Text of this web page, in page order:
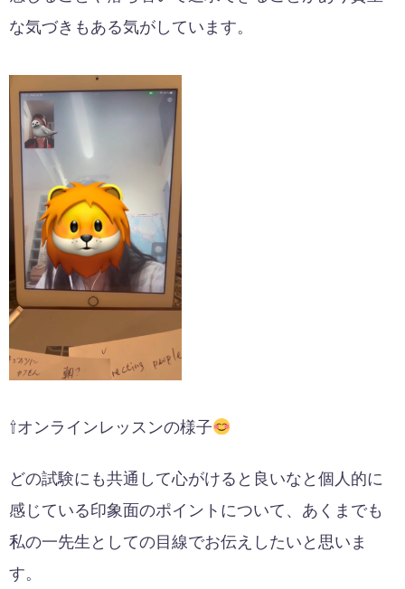
な気づきもある気がしています。
⇧オンラインレッスンの様子
どの試験にも共通して心がけると良いなと個人的に
感じている印象面のポイントについて、あくまでも
私の一先生としての目線でお伝えしたいと思いま
す。